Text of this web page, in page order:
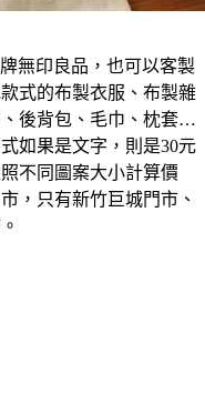
無印良品，也可以客製
式的布製衣服、布製雜
後背包、毛巾、枕套…
如果是文字，則是30元
不同圖案大小計算價
，只有新竹巨城門市、